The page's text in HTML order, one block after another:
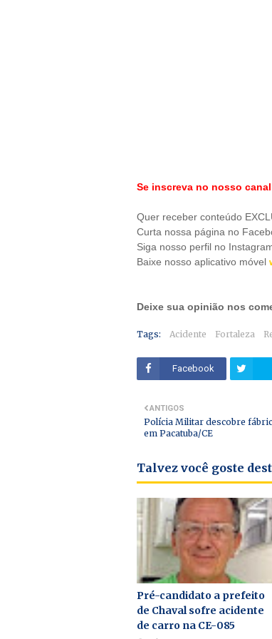
Se inscreva no nosso
Quer receber conteúdo
Curta nossa página no
Siga nosso perfil no
Baixe nosso aplicativo móvel
Deixe sua opinião nos
Tags: Acidente Fortaleza
Facebook
ANTIGOS
Polícia Militar descobre
em Pacatuba/CE
Talvez você goste
Pré-candidato a prefeito
de Chaval sofre acidente
de carro na CE-085